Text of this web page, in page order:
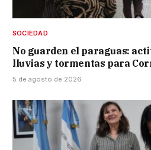
SOCIEDAD
No guarden el paraguas:
lluvias y tormentas para
5 de agosto de 2026